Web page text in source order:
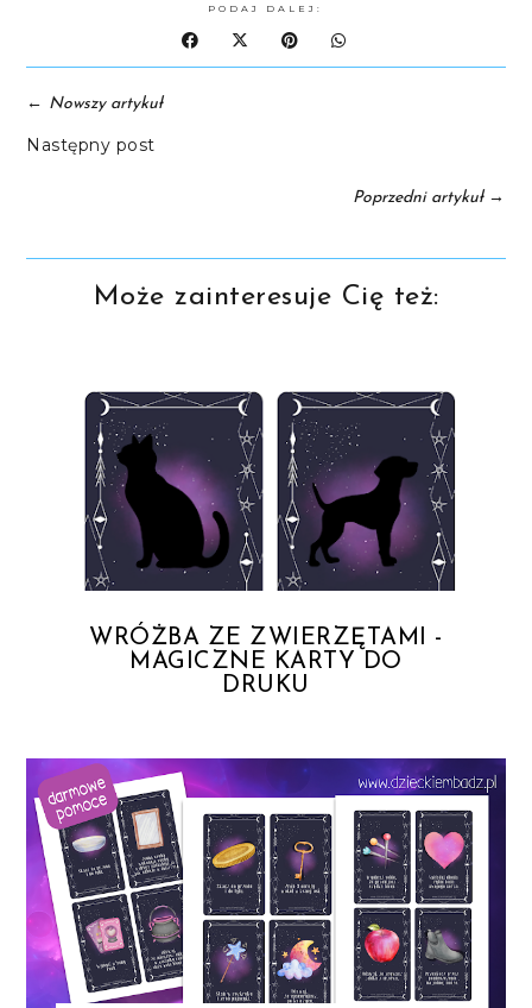
PODAJ DALEJ:
← Nowszy artykuł
Następny post
Poprzedni artykuł→
Może zainteresuje Cię też:
WRÓŻBA ZE ZWIERZĘTAMI -
MAGICZNE KARTY DO
DRUKU